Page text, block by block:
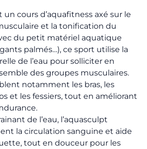
un cours d’aquafitness axé sur le
et la tonification du
du petit matériel aquatique
palmés…), ce sport utilise la
de l’eau pour solliciter en
des groupes musculaires.
notamment les bras, les
et les fessiers, tout en améliorant
de l’eau, l’aquasculpt
la circulation sanguine et aide
tout en douceur pour les